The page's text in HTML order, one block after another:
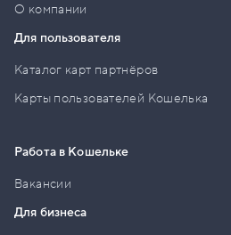
О компании
Для пользователя
Каталог карт партнёров
Карты пользователей Кошелька
Работа в Кошельке
Вакансии
Для бизнеса